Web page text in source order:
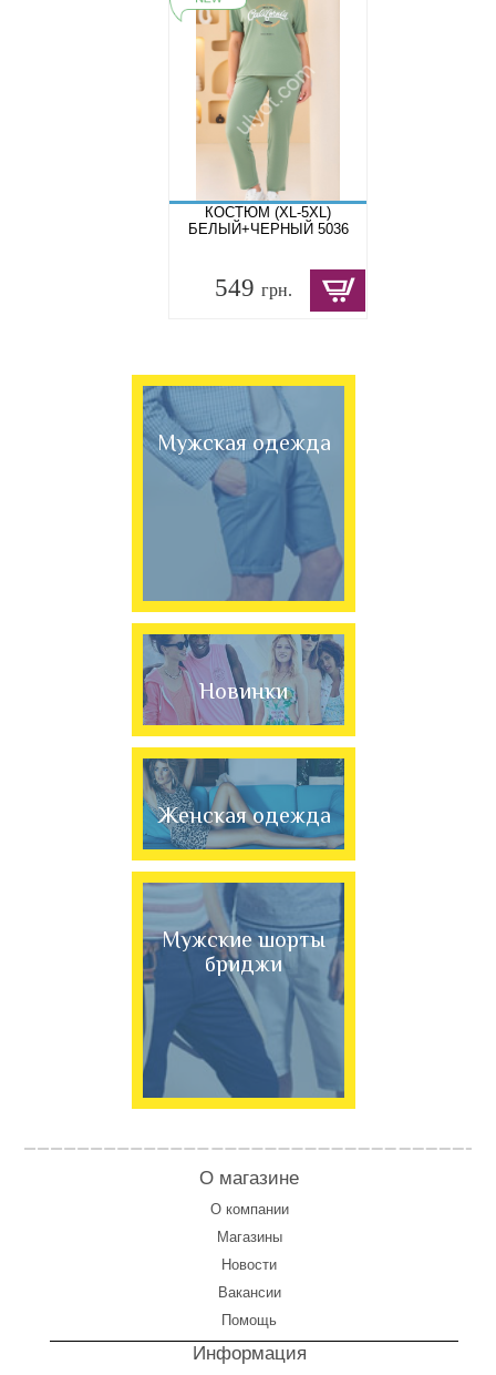
КОСТЮМ (XL-5XL)
БЕЛЫЙ+ЧЕРНЫЙ 5036
549 грн.
Мужская одежда
Новинки
Женская одежда
Мужские шорты
бриджи
О магазине
О компании
Магазины
Новости
Вакансии
Помощь
Информация